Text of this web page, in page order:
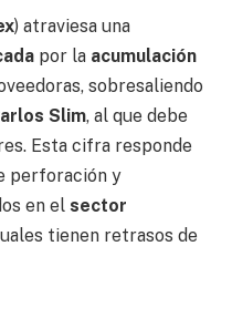
) atraviesa una
por la acumulación
sobresaliendo
Slim, al que debe
Esta cifra responde
perforación y
en el sector
tienen retrasos de